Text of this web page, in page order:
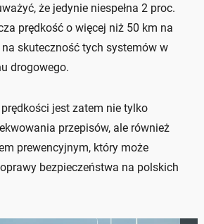
że jedynie niespełna 2 proc.
prędkość o więcej niż 50 km na
skuteczność tych systemów w
drogowego.
jest zatem nie tylko
przepisów, ale również
prewencyjnym, który może
bezpieczeństwa na polskich